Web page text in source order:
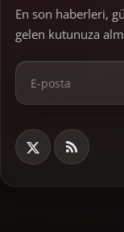
En son haberleri,
gelen kutunuza